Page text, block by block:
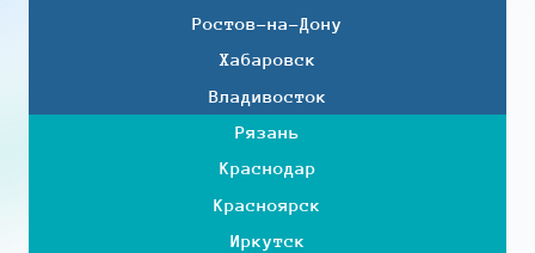
Ростов-на-Дону
Хабаровск
Владивосток
Рязань
Краснодар
Красноярск
Иркутск